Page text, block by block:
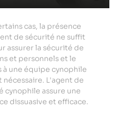
cas, la présence
de sécurité ne suffit
assurer la sécurité de
et personnels et le
à une équipe cynophile
nécessaire. L'agent de
cynophile assure une
dissuasive et efficace.